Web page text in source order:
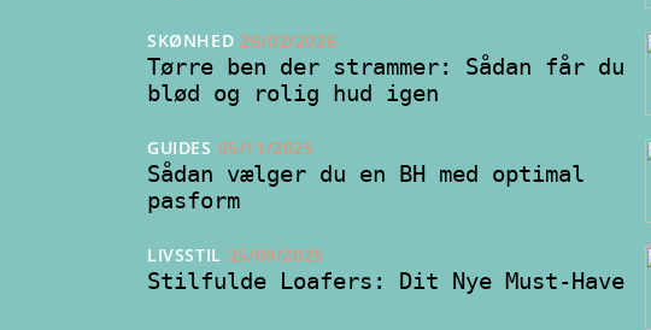
SKØNHED 26/02/2026
Tørre ben der strammer: Sådan får du
blød og rolig hud igen
GUIDES 05/11/2025
Sådan vælger du en BH med optimal
pasform
LIVSSTIL 25/09/2025
Stilfulde Loafers: Dit Nye Must-Have